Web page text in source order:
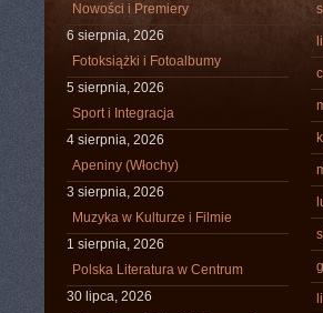
Nowości i Premiery
6 sierpnia, 2026
Fotoksiążki i Fotoalbumy
5 sierpnia, 2026
Sport i Integracja
4 sierpnia, 2026
Apeniny (Włochy)
3 sierpnia, 2026
Muzyka w Kulturze i Filmie
1 sierpnia, 2026
Polska Literatura w Centrum
30 lipca, 2026